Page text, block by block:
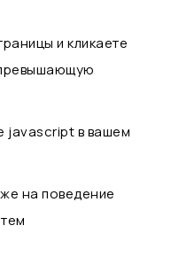
и кликаете
javascript в вашем
на поведение